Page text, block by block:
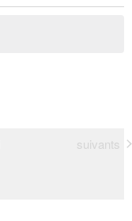
suivants